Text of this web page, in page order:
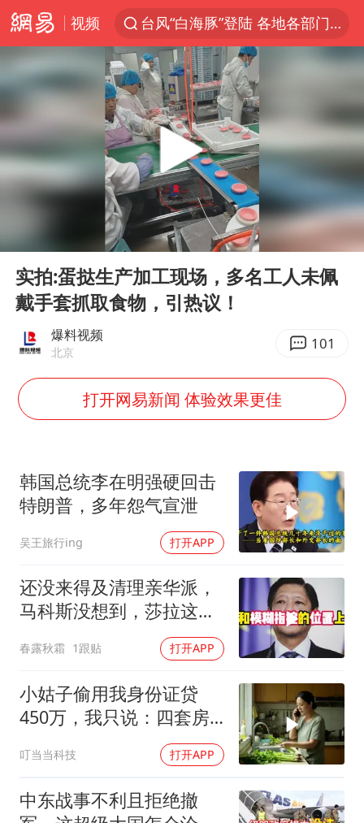
视频
台风“白海豚”登陆 各地各部门全力应对
多地银行上调存款利率
上海地铁4条线路全线停运
4.2平卫生间补漏注胶花1.55万
白海豚路径图
宇树申购 中一签有望赚20万元
今日有3只新股申购
白海豚可深入内陆制造大范围风雨
NBA传奇教练老尼尔森去世
轰-6K到底是不是战略轰炸机
“皋”在低处
5万小车卖不动 微型代步车集体遇冷
加沙约14万栋建筑被完全摧毁
从科技创新看开局起步的时与势
Play
00:19
实拍:蛋挞生产加工现场，多名工人未佩
戴手套抓取食物，引热议！
爆料视频
北京 101
打开网易新闻 体验效果更佳
韩国总统李在明强硬回击
特朗普，多年怨气宣泄
吴王旅行ing 打开APP
还没来得及清理亲华派，
马科斯没想到，莎拉这次
春露秋霜 1跟贴 打开APP
小姑子偷用我身份证贷
450万，我只说：四套房
叮当当科技 打开APP
中东战事不利且拒绝撤